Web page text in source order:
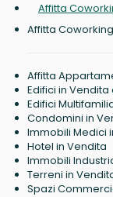
Affitta
Affitta
Affitta
Edifici in Vendita
Edifici
Condomini in
Immobili Medici
Hotel in Vendita
Immobili
Terreni in
Spazi